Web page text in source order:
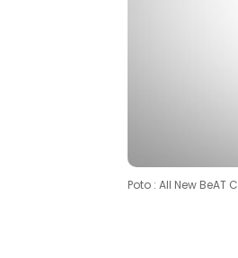
Poto : All New